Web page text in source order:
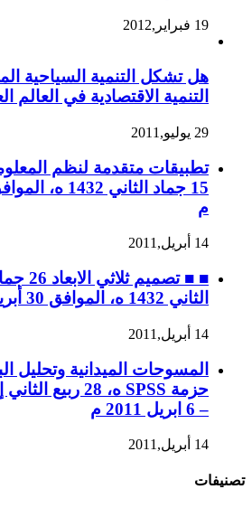
19 فبراير,2012
هل تشكل التنمية السياحية
التنمية الاقتصادية في العالم
29 يوليو,2011
م
14 أبريل,2011
الثاني 1432 ه، الموافق 30 أبريل – 4 مايو 2011 م
14 أبريل,2011
المسوحات الميدانية وتحليل
– 6 ابريل 2011 م
14 أبريل,2011
تصنيفات